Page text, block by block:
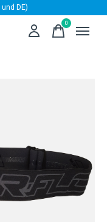
DE)
0items